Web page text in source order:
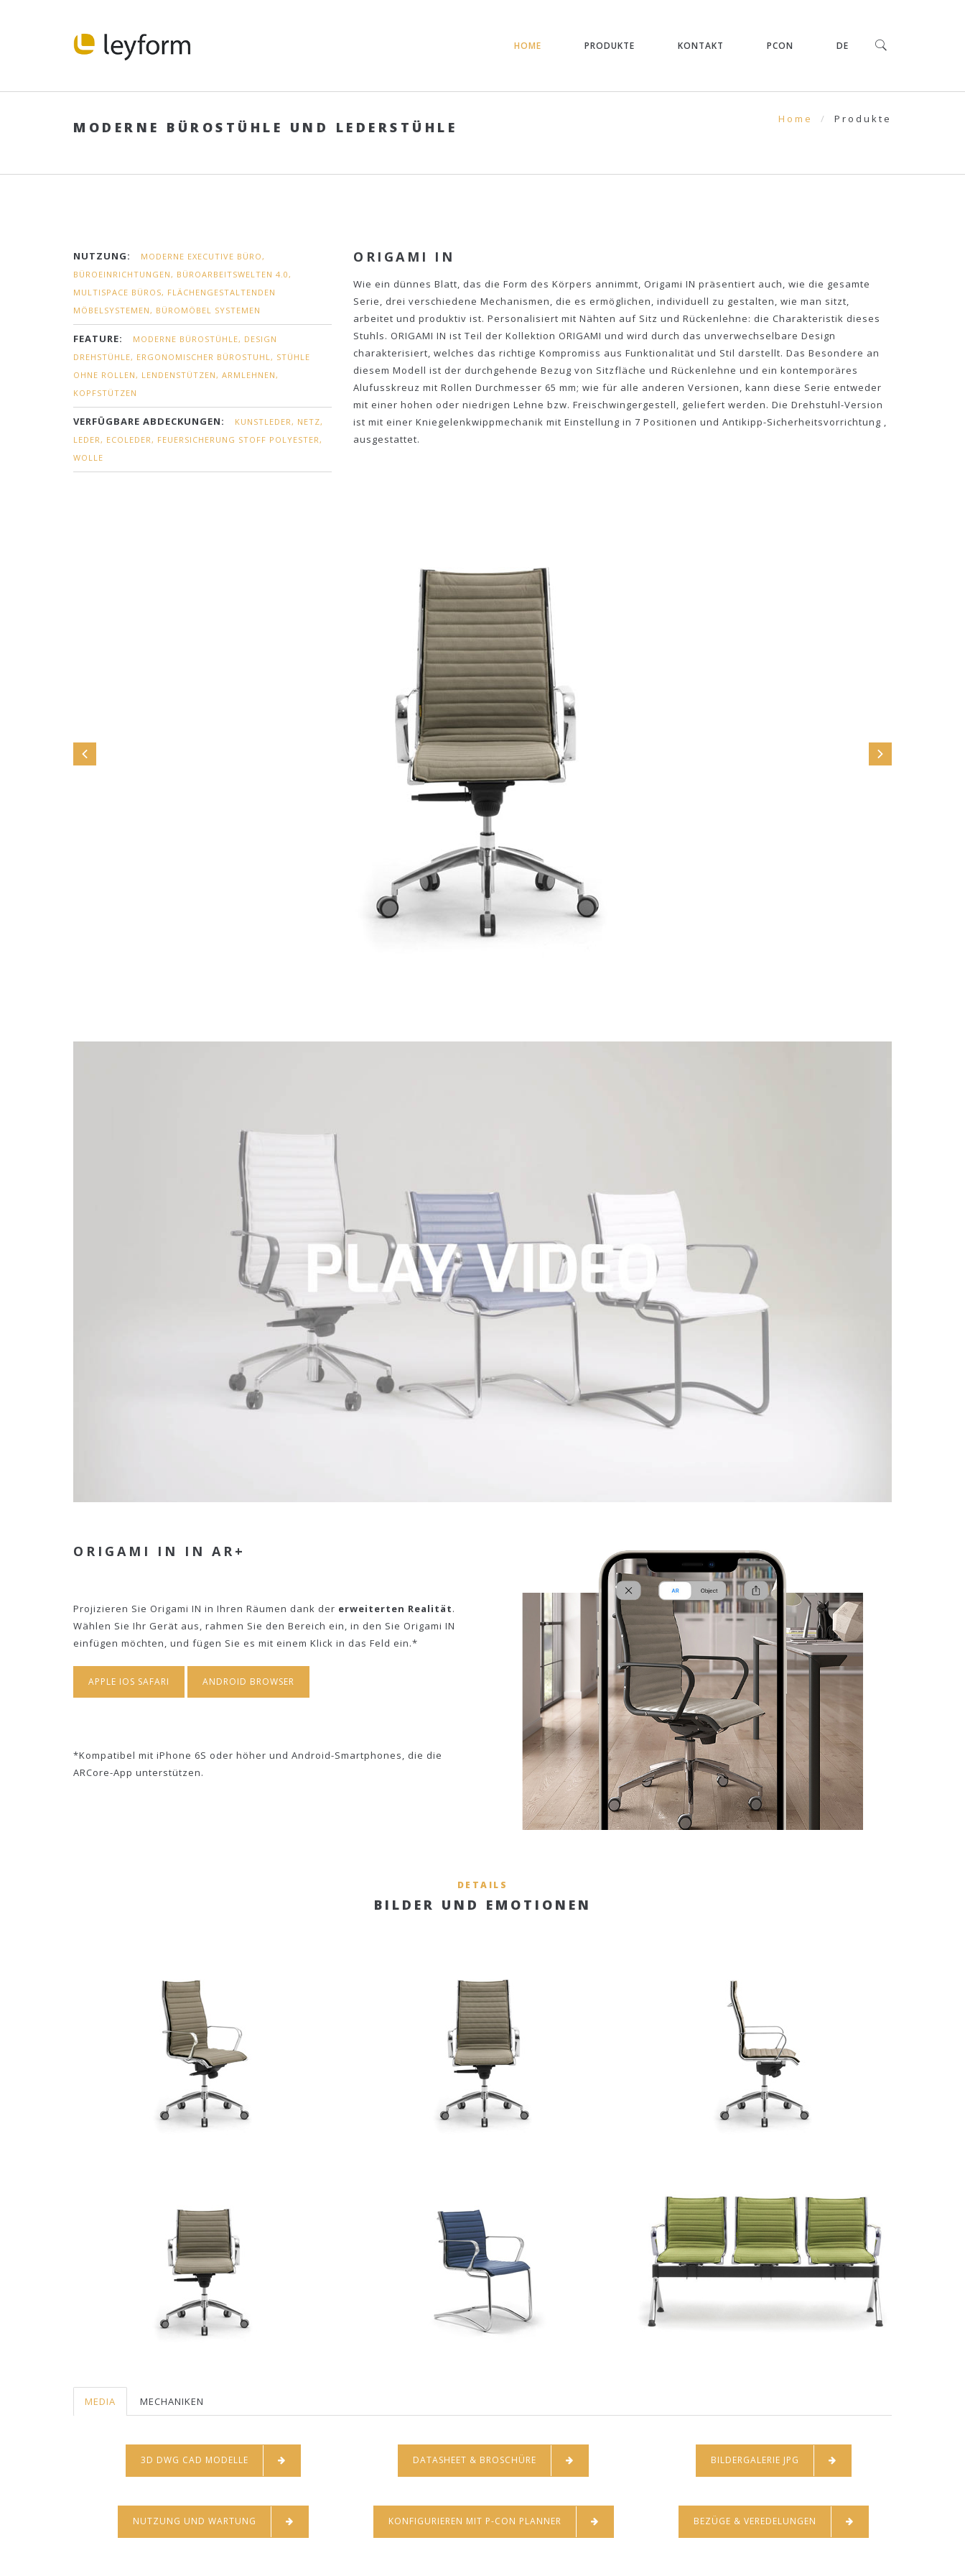
HOME PRODUKTE KONTAKT PCON DE
MODERNE BÜROSTÜHLE UND LEDERSTÜHLE Home Produkte
NUTZUNG:
MODERNE EXECUTIVE BÜRO,
BÜROEINRICHTUNGEN, BÜROARBEITSWELTEN 4.0,
MULTISPACE BÜROS, FLÄCHENGESTALTENDEN
MÖBELSYSTEMEN, BÜROMÖBEL SYSTEMEN
FEATURE:
MODERNE BÜROSTÜHLE, DESIGN
DREHSTÜHLE, ERGONOMISCHER BÜROSTUHL, STÜHLE
OHNE ROLLEN, LENDENSTÜTZEN, ARMLEHNEN,
KOPFSTÜTZEN
VERFÜGBARE ABDECKUNGEN:
KUNSTLEDER, NETZ,
LEDER, ECOLEDER, FEUERSICHERUNG STOFF POLYESTER,
WOLLE
ORIGAMI IN
Wie ein dünnes Blatt, das die Form des Körpers annimmt, Origami IN präsentiert auch, wie die gesamte
Serie, drei verschiedene Mechanismen, die es ermöglichen, individuell zu gestalten, wie man sitzt,
arbeitet und produktiv ist. Personalisiert mit Nähten auf Sitz und Rückenlehne: die Charakteristik dieses
Stuhls. ORIGAMI IN ist Teil der Kollektion ORIGAMI und wird durch das unverwechselbare Design
charakterisiert, welches das richtige Kompromiss aus Funktionalität und Stil darstellt. Das Besondere an
diesem Modell ist der durchgehende Bezug von Sitzfläche und Rückenlehne und ein kontemporäres
Alufusskreuz mit Rollen Durchmesser 65 mm; wie für alle anderen Versionen, kann diese Serie entweder
mit einer hohen oder niedrigen Lehne bzw. Freischwingergestell, geliefert werden. Die Drehstuhl-Version
ist mit einer Kniegelenkwippmechanik mit Einstellung in 7 Positionen und Antikipp-Sicherheitsvorrichtung ,
ausgestattet.
ORIGAMI IN IN AR+
Projizieren Sie Origami IN in Ihren Räumen dank der erweiterten Realität.
Wählen Sie Ihr Gerät aus, rahmen Sie den Bereich ein, in den Sie Origami IN
einfügen möchten, und fügen Sie es mit einem Klick in das Feld ein.*
APPLE IOS SAFARI ANDROID BROWSER
*Kompatibel mit iPhone 6S oder höher und Android-Smartphones, die die
ARCore-App unterstützen.
DETAILS
BILDER UND EMOTIONEN
MEDIA MECHANIKEN
3D DWG CAD MODELLE DATASHEET & BROSCHÜRE BILDERGALERIE JPG
NUTZUNG UND WARTUNG KONFIGURIEREN MIT P-CON PLANNER BEZÜGE & VEREDELUNGEN